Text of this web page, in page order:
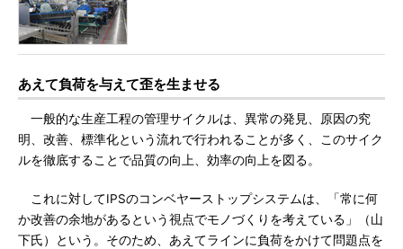
あえて負荷を与えて歪を生ませる
一般的な生産工程の管理サイクルは、異常の発見、原因の究
明、改善、標準化という流れで行われることが多く、このサイク
ルを徹底することで品質の向上、効率の向上を図る。
これに対してIPSのコンベヤーストップシステムは、「常に何
か改善の余地があるという視点でモノづくりを考えている」（山
下氏）という。そのため、あえてラインに負荷をかけて問題点を